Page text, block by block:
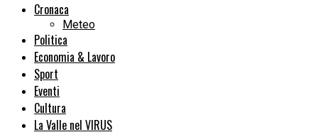
Cronaca
Meteo
Politica
Economia & Lavoro
Sport
Eventi
Cultura
La Valle nel VIRUS